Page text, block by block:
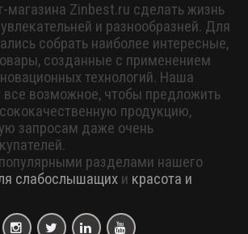
магазина Zinbest.ru сделать жизнь
и разнообразней. Для
собрать наиболее интересные,
созданные с применением
технологий. Наша
возможное, чтобы предложить
продукцию,
запросам даже очень
разделами нашего
слабослышащих и красота и